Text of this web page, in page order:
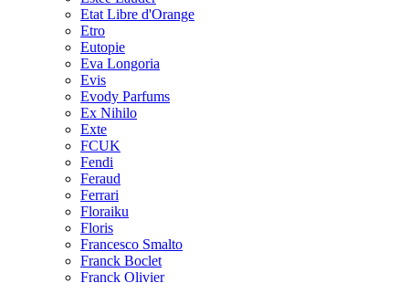
Etat Libre d'Orange
Etro
Eutopie
Eva Longoria
Evis
Evody Parfums
Ex Nihilo
Exte
FCUK
Fendi
Feraud
Ferrari
Floraiku
Floris
Francesco Smalto
Franck Boclet
Franck Olivier